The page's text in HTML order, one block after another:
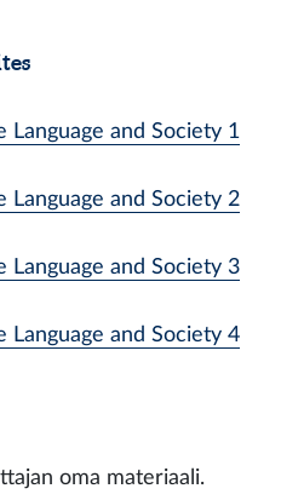
Language and Society 1
Language and Society 2
Language and Society 3
Language and Society 4
oma materiaali.